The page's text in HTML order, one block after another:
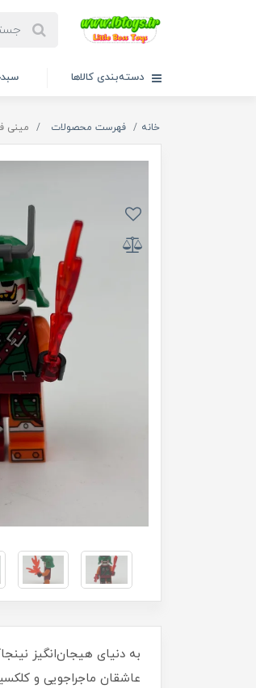
دسته‌بندی کالاها
خانه فهرست محصولات مینی
به دنیای هیجان‌انگیز
عاشقان ماجراجویی و